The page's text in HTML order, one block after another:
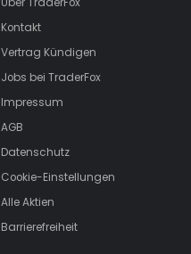
Kontakt
Vertrag Kündigen
Jobs bei TraderFox
Impressum
AGB
Datenschutz
Cookie-Einstellungen
Alle Aktien
Barrierefreiheit